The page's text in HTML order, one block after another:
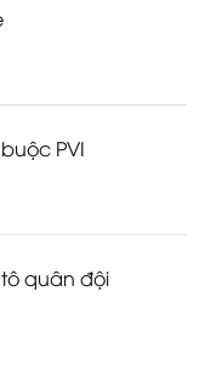
PVI
quân đội